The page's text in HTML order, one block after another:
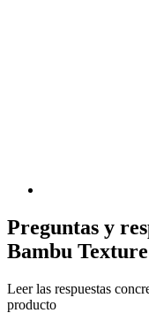
Preguntas y
Bambu
Leer las respuestas
producto